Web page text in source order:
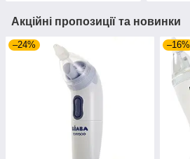
Акційні пропозиції та новинки
–24% –16%